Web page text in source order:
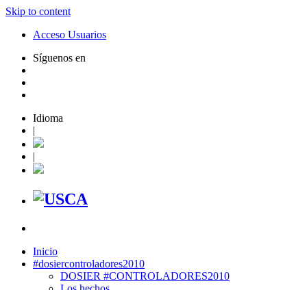
Skip to content
Acceso Usuarios
Síguenos en
Idioma
|
|
Inicio
#dosiercontroladores2010
DOSIER #CONTROLADORES2010